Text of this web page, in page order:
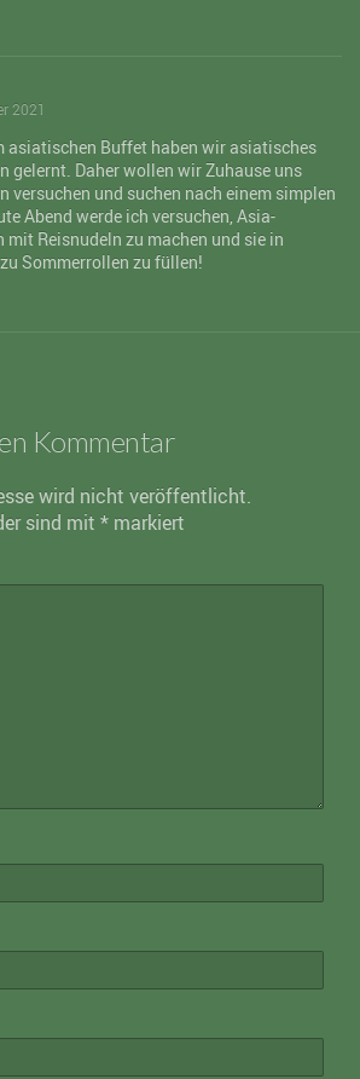
2021
asiatischen Buffet haben wir asiatisches
gelernt. Daher wollen wir Zuhause uns
versuchen und suchen nach einem simplen
Abend werde ich versuchen, Asia-
mit Reisnudeln zu machen und sie in
Sommerrollen zu füllen!
Kommentar
wird nicht veröffentlicht.
sind mit * markiert